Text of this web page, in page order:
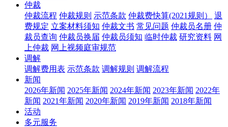
仲裁
仲裁流程 仲裁规则 示范条款 仲裁费快算(2021规则）
退
费规定 立案材料须知 仲裁文书 常见问题 仲裁员名册 仲
裁员查询 仲裁员换届 仲裁员须知 临时仲裁 研究资料 网
上仲裁 网上视频庭审规范
调解
调解费用表 示范条款 调解规则 调解流程
新闻
2026年新闻 2025年新闻 2024年新闻 2023年新闻 2022年
新闻 2021年新闻 2020年新闻 2019年新闻 2018年新闻
活动
多元服务